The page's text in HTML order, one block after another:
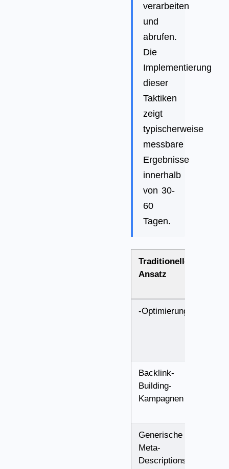
verarbeiten
und
abrufen.
Die
Implementierung
dieser
Taktiken
zeigt
typischerweise
messbare
Ergebnisse
innerhalb
von 30-
60
Tagen.
Traditioneller
Ansatz
-Optimierung
Backlink-
Building-
Kampagnen
Generische
Meta-
Descriptions